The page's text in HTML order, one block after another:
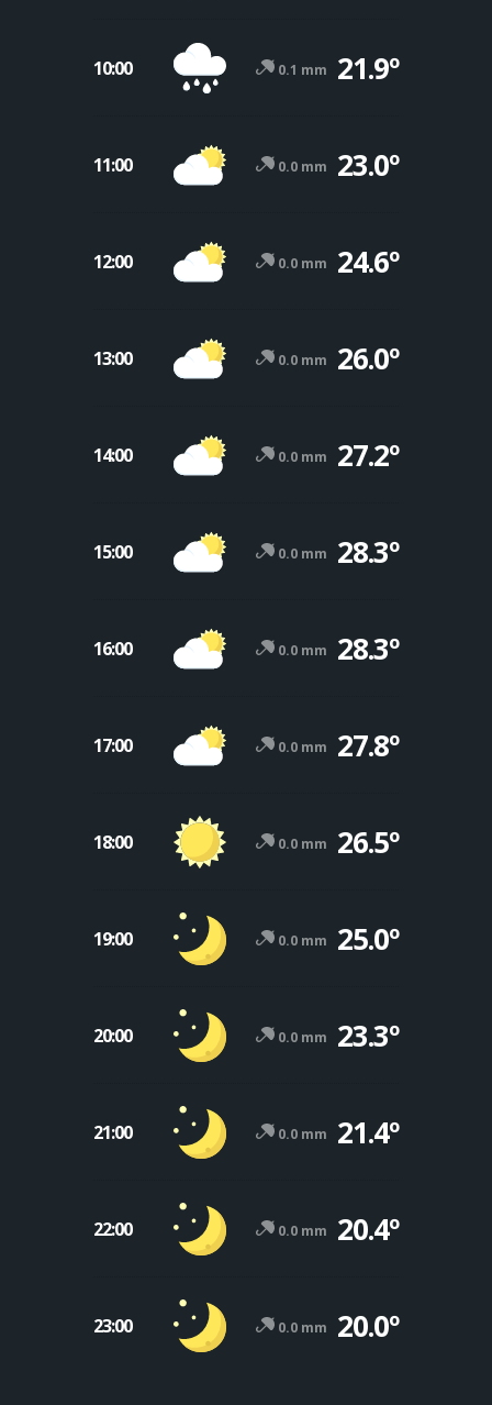
10:00 0.1 mm 21.9º
11:00 0.0 mm 23.0º
12:00 0.0 mm 24.6º
13:00 0.0 mm 26.0º
14:00 0.0 mm 27.2º
15:00 0.0 mm 28.3º
16:00 0.0 mm 28.3º
17:00 0.0 mm 27.8º
18:00 0.0 mm 26.5º
19:00 0.0 mm 25.0º
20:00 0.0 mm 23.3º
21:00 0.0 mm 21.4º
22:00 0.0 mm 20.4º
23:00 0.0 mm 20.0º